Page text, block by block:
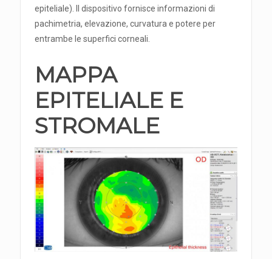
epiteliale). Il dispositivo fornisce informazioni di
pachimetria, elevazione, curvatura e potere per
entrambe le superfici corneali.
MAPPA
EPITELIALE E
STROMALE